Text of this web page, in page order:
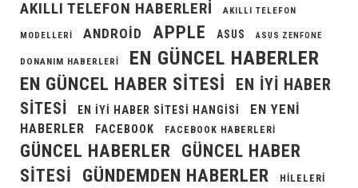
AKILLI TELEFON HABERLERI AKILLI TELEFON
MODELLERI ANDROID APPLE ASUS ASUS ZENFONE
DONANIM HABERLERI EN GÜNCEL HABERLER
EN GÜNCEL HABER SITESI
EN IYI HABER
SITESI
EN IYI HABER SITESI HANGISI
EN YENI
HABERLER
FACEBOOK FACEBOOK HABERLERI
GÜNCEL HABERLER GÜNCEL HABER
SITESI
GÜNDEMDEN HABERLER
HILELERI